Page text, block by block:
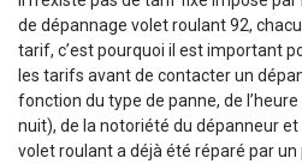
de dépannage volet roulant 92,
tarif, c’est pourquoi il est important
les tarifs avant de contacter un
fonction du type de panne, de
nuit), de la notoriété du dépanneur
volet roulant a déjà été réparé par